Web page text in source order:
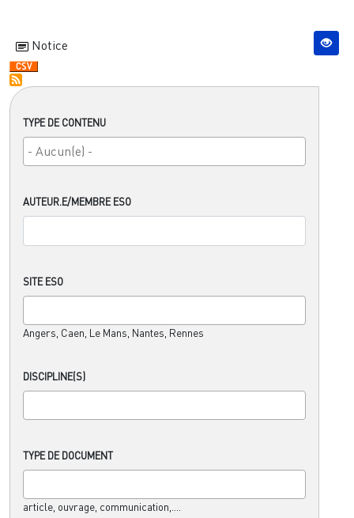
TYPE DE CONTENU
AUTEUR.E/MEMBRE ESO
SITE ESO
Angers, Caen, Le Mans, Nantes, Rennes
DISCIPLINE(S)
TYPE DE DOCUMENT
article, ouvrage, communication,....
Notice